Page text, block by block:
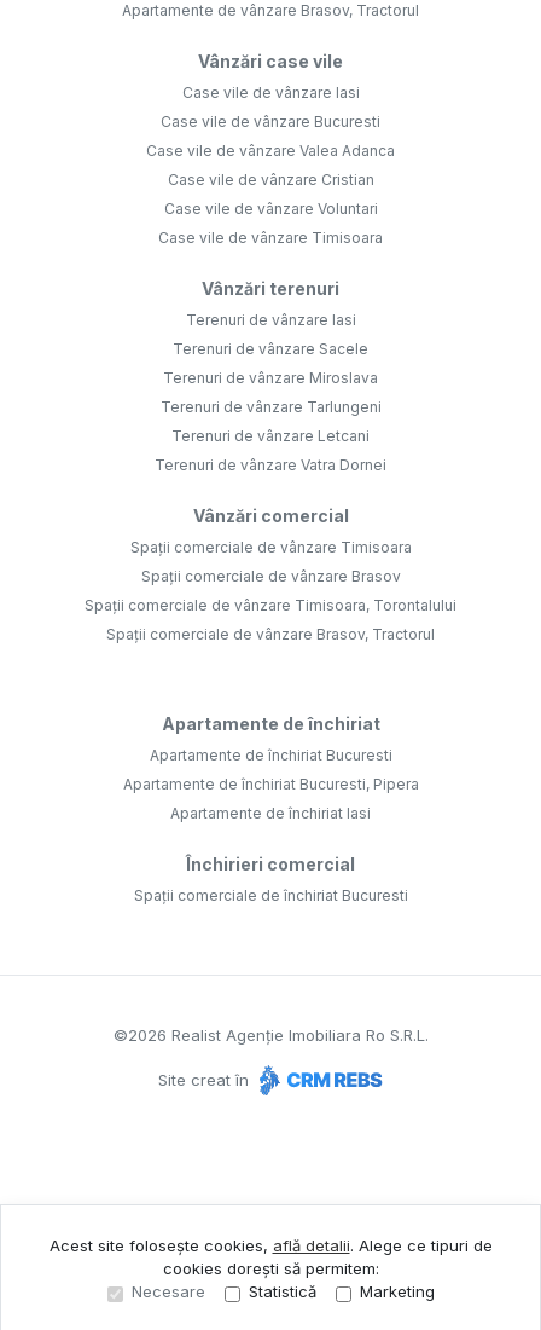
Apartamente de vânzare Brasov, Tractorul
Vânzări case vile
Case vile de vânzare Iasi
Case vile de vânzare Bucuresti
Case vile de vânzare Valea Adanca
Case vile de vânzare Cristian
Case vile de vânzare Voluntari
Case vile de vânzare Timisoara
Vânzări terenuri
Terenuri de vânzare Iasi
Terenuri de vânzare Sacele
Terenuri de vânzare Miroslava
Terenuri de vânzare Tarlungeni
Terenuri de vânzare Letcani
Terenuri de vânzare Vatra Dornei
Vânzări comercial
Spații comerciale de vânzare Timisoara
Spații comerciale de vânzare Brasov
Spații comerciale de vânzare Timisoara, Torontalului
Spații comerciale de vânzare Brasov, Tractorul
Apartamente de închiriat
Apartamente de închiriat Bucuresti
Apartamente de închiriat Bucuresti, Pipera
Apartamente de închiriat Iasi
Închirieri comercial
Spații comerciale de închiriat Bucuresti
©2026 Realist Agenție Imobiliara Ro S.R.L.
Site creat în
Acest site folosește cookies, află detalii. Alege ce tipuri de
cookies dorești să permitem:
Necesare
Statistică Marketing